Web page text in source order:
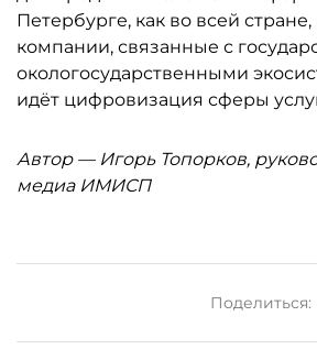
Петербурге, как во всей
компании, связанные с
окологосударственными
идёт цифровизация сферы
Автор — Игорь Топорков,
медиа ИМИСП
Поделиться: